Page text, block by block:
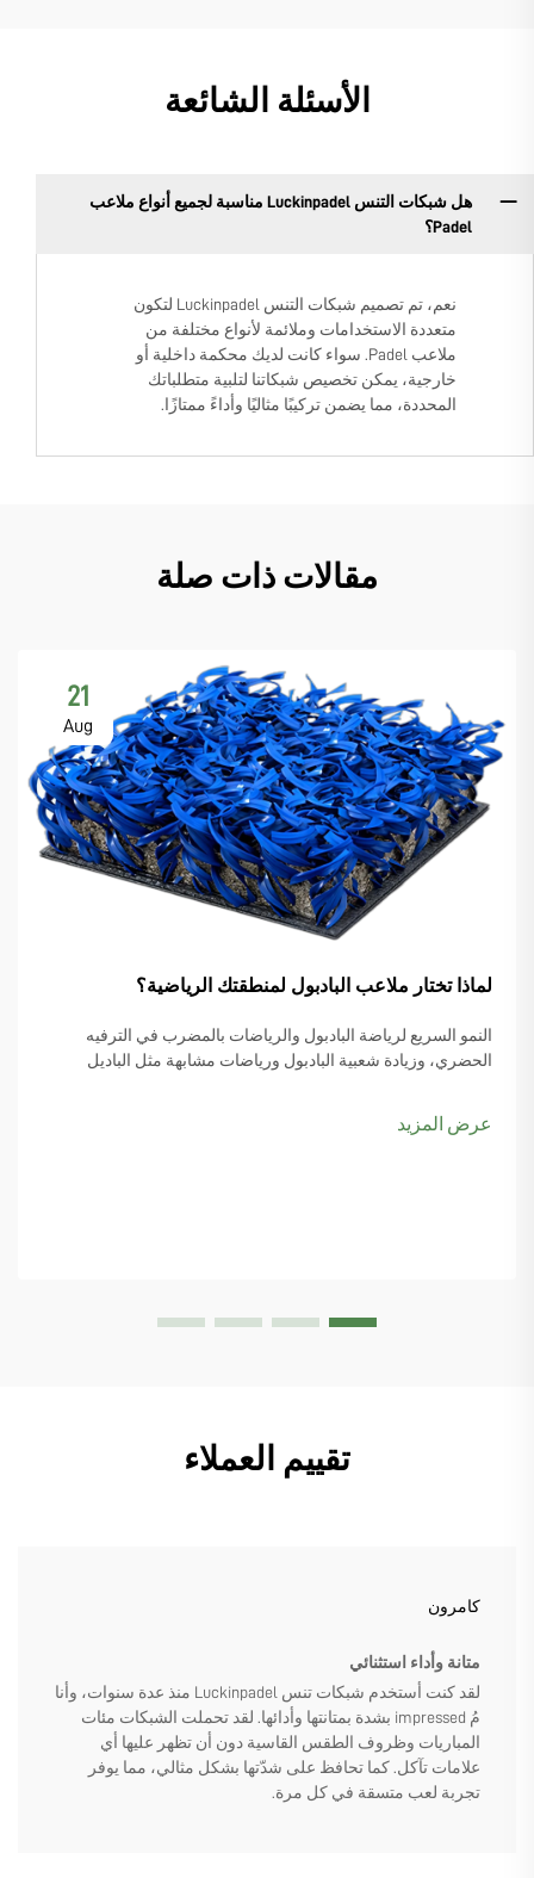
الأسئلة الشائعة
هل شبكات التنس Luckinpadel مناسبة لجميع أنواع ملاعب
Padel؟
نعم، تم تصميم شبكات التنس Luckinpadel لتكون
متعددة الاستخدامات وملائمة لأنواع مختلفة من
ملاعب Padel. سواء كانت لديك محكمة داخلية أو
خارجية، يمكن تخصيص شبكاتنا لتلبية متطلباتك
المحددة، مما يضمن تركيبًا مثاليًا وأداءً ممتازًا.
مقالات ذات صلة
21
Aug
لماذا تختار ملاعب البادبول لمنطقتك الرياضية؟
النمو السريع لرياضة البادبول والرياضات بالمضرب في الترفيه
الحضري، وزيادة شعبية البادبول ورياضات مشابهة مثل الباديل
عرض المزيد
تقييم العملاء
كامرون
متانة وأداء استثنائي
لقد كنت أستخدم شبكات تنس Luckinpadel منذ عدة سنوات، وأنا
مُ impressed بشدة بمتانتها وأدائها. لقد تحملت الشبكات مئات
المباريات وظروف الطقس القاسية دون أن تظهر عليها أي
علامات تآكل. كما تحافظ على شدّتها بشكل مثالي، مما يوفر
تجربة لعب متسقة في كل مرة.